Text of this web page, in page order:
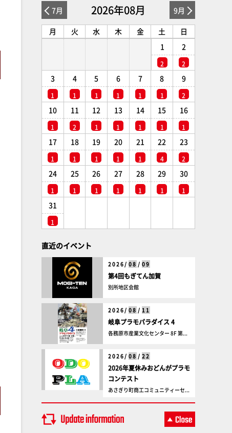
7月 2026年08月 9月
月 火 水 木 金 土
日
1
2
2
2
3
1
4
1
5
1
6
1
7
1
8
1
9
2
10
1
11
2
12
1
13
1
14
1
15
1
16
1
17
1
18
1
19
1
20
1
21
1
22
4
23
2
24
1
25
1
26
1
27
1
28
1
29
1
30
1
31
1
直近のイベント
2026/ 08 / 09
第4回もぎてん加賀
別所地区会館
2026/ 08 / 11
岐阜プラモパラダイス 4
各務原市産業文化センター 8F 第...
2026/ 08 / 22
2026年夏休みおどんがプラモ
コンテスト
あさぎり町商工コミュニティーセ...